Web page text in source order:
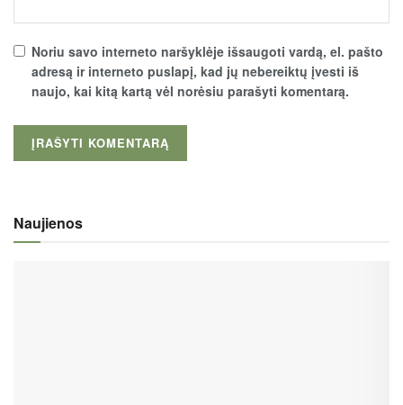
Noriu savo interneto naršyklėje išsaugoti vardą, el. pašto
adresą ir interneto puslapį, kad jų nebereiktų įvesti iš
naujo, kai kitą kartą vėl norėsiu parašyti komentarą.
Naujienos